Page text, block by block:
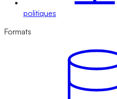
politiques
Formats